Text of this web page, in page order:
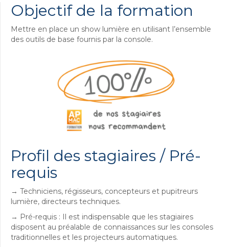
Objectif de la formation
Mettre en place un show lumière en utilisant l’ensemble
des outils de base fournis par la console.
Profil des stagiaires / Pré-
requis
→ Techniciens, régisseurs, concepteurs et pupitreurs
lumière, directeurs techniques.
→ Pré-requis : Il est indispensable que les stagiaires
disposent au préalable de connaissances sur les consoles
traditionnelles et les projecteurs automatiques.